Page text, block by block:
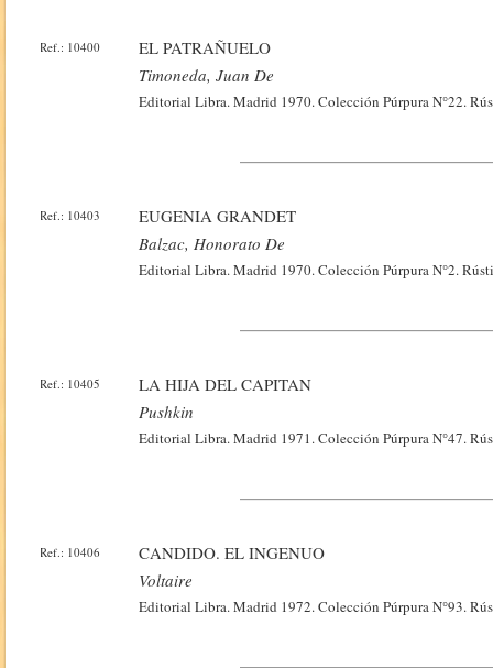
Ref.: 10400
EL PATRAÑUELO
Timoneda, Juan De
Editorial Libra. Madrid 1970. Colección Púrpura N°22.
Ref.: 10403
EUGENIA GRANDET
Balzac, Honorato De
Editorial Libra. Madrid 1970. Colección Púrpura N°2.
Ref.: 10405
LA HIJA DEL CAPITAN
Pushkin
Editorial Libra. Madrid 1971. Colección Púrpura N°47.
Ref.: 10406
CANDIDO. EL INGENUO
Voltaire
Editorial Libra. Madrid 1972. Colección Púrpura N°93.